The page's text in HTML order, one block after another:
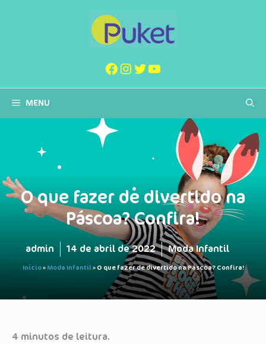
Facebook
Instagram
Twitter
Youtube
MENU
O que fazer de divertido na
Páscoa? Confira!
admin 14 de abril de 2022 Moda Infantil
Início» Moda Infantil» O que fazer de divertido na Páscoa? Confira!
4 minutos de leitura.